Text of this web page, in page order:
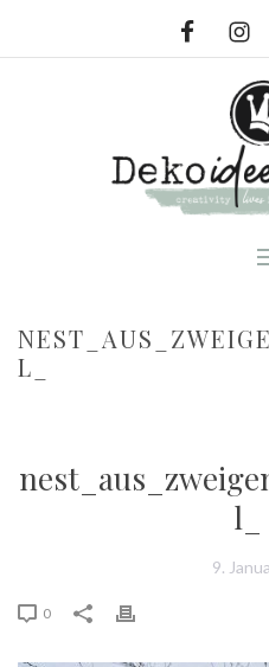
L_
l_
9.
0